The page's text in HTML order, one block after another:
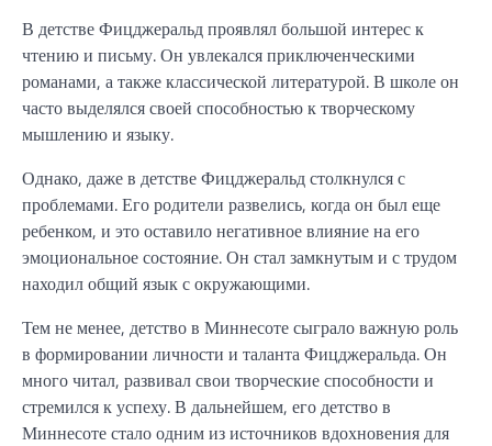
В детстве Фицджеральд проявлял большой интерес к
чтению и письму. Он увлекался приключенческими
романами, а также классической литературой. В школе он
часто выделялся своей способностью к творческому
мышлению и языку.
Однако, даже в детстве Фицджеральд столкнулся с
проблемами. Его родители развелись, когда он был еще
ребенком, и это оставило негативное влияние на его
эмоциональное состояние. Он стал замкнутым и с трудом
находил общий язык с окружающими.
Тем не менее, детство в Миннесоте сыграло важную роль
в формировании личности и таланта Фицджеральда. Он
много читал, развивал свои творческие способности и
стремился к успеху. В дальнейшем, его детство в
Миннесоте стало одним из источников вдохновения для